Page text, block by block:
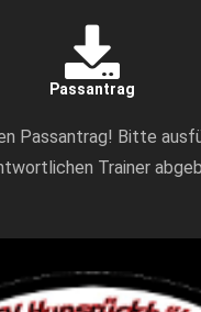
Passantrag
Passantrag! Bitte
Trainer